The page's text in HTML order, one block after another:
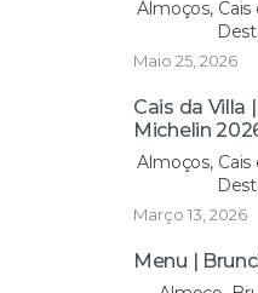
Almoços, Cais
Maio 25, 2026
Cais da Villa
Michelin
Almoços, Cais
Março 13, 2026
Menu |